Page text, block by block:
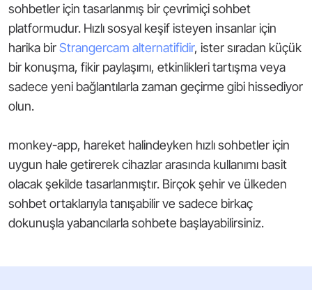
sohbetler için tasarlanmış bir çevrimiçi sohbet
platformudur. Hızlı sosyal keşif isteyen insanlar için
harika birStrangercam alternatifidir, ister sıradan küçük
bir konuşma, fikir paylaşımı, etkinlikleri tartışma veya
sadece yeni bağlantılarla zaman geçirme gibi hissediyor
olun.
monkey-app, hareket halindeyken hızlı sohbetler için
uygun hale getirerek cihazlar arasında kullanımı basit
olacak şekilde tasarlanmıştır. Birçok şehir ve ülkeden
sohbet ortaklarıyla tanışabilir ve sadece birkaç
dokunuşla yabancılarla sohbete başlayabilirsiniz.